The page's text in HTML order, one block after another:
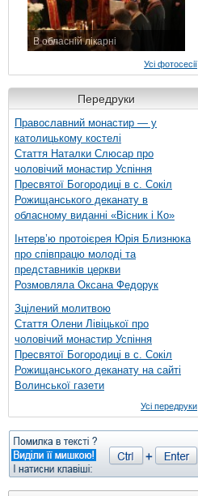
В обласній лікарні
Усі фотосесії
Передруки
Православний монастир — у
католицькому костелі
Стаття Наталки Слюсар про
чоловічий монастир Успіння
Пресвятої Богородиці в с. Сокіл
Рожищанського деканату в
обласному виданні «Вісник і Ко»
Інтерв’ю протоієрея Юрія Близнюка
про співпрацю молоді та
представників церкви
Розмовляла Оксана Федорук
Зцілений молитвою
Стаття Олени Лівіцької про
чоловічий монастир Успіння
Пресвятої Богородиці в с. Сокіл
Рожищанського деканату на сайті
Волинської газети
Усі передруки